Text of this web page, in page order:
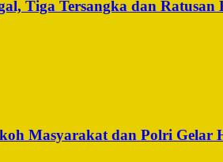
Tiga Tersangka dan
Masyarakat dan Polri Gelar